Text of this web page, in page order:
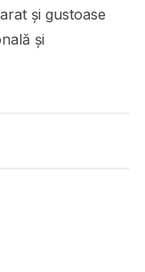
și gustoase
și